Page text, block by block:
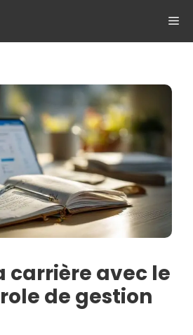
carrière avec le
de gestion